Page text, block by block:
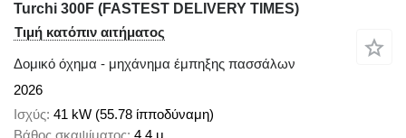
Turchi 300F (FASTEST DELIVERY TIMES)
Τιμή κατόπιν αιτήματος
Δομικό όχημα - μηχάνημα έμπηξης πασσάλων
2026
Ισχύς 41 kW (55.78 ίπποδύναμη)
Βάθος σκαψίματος 4,4 μ